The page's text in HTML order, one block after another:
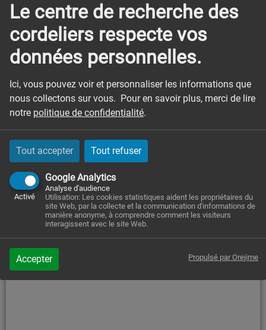
Le centre de recherche des
cordeliers respecte vos
données personnelles.
Ici, vous pouvez voir et personnaliser les informations que
nous collectons sur vous. Pour en savoir plus, merci de lire
notre politique de confidentialité.
Tout accepter Tout refuser
Google Analytics
Activé
Analyse d'audience
Utilisation: Les cookies statistiques aident les propriétaires du
site Web, par la collecte et la communication d'informations de
manière anonyme, à comprendre comment les visiteurs
interagissent avec le site Web.
Accepter Propulsé par Orejime
Prénom
Mot clé
Rechercher
élément trouvé.